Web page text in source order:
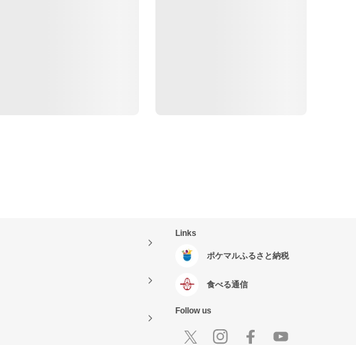
Links
ポケマルふるさと納税
食べる通信
Follow us